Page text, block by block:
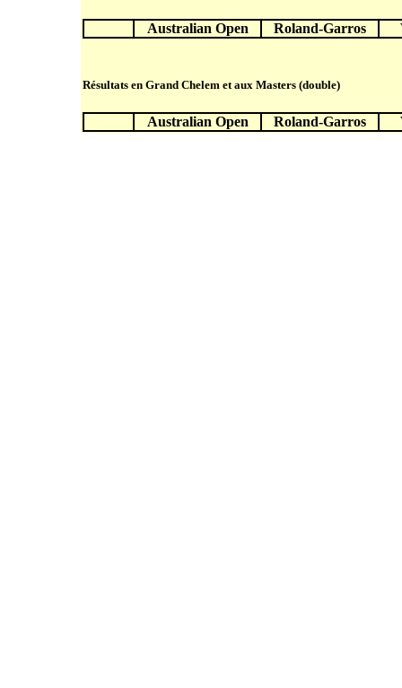
Australian Open Roland-Garros
Résultats en Grand Chelem et aux Masters (double)
Australian Open Roland-Garros